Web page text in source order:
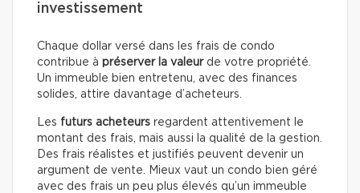
investissement
Chaque dollar versé dans les frais de condo
contribue à préserver la valeurde votre propriété.
Un immeuble bien entretenu, avec des finances
solides, attire davantage d’acheteurs.
Les futurs acheteurs regardent attentivement le
montant des frais, mais aussi la qualité de la gestion.
Des frais réalistes et justifiés peuvent devenir un
argument de vente. Mieux vaut un condo bien géré
avec des frais un peu plus élevés qu’un immeuble